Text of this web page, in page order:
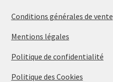
Conditions générales de vente
Mentions légales
Politique de confidentialité
Politique des Cookies